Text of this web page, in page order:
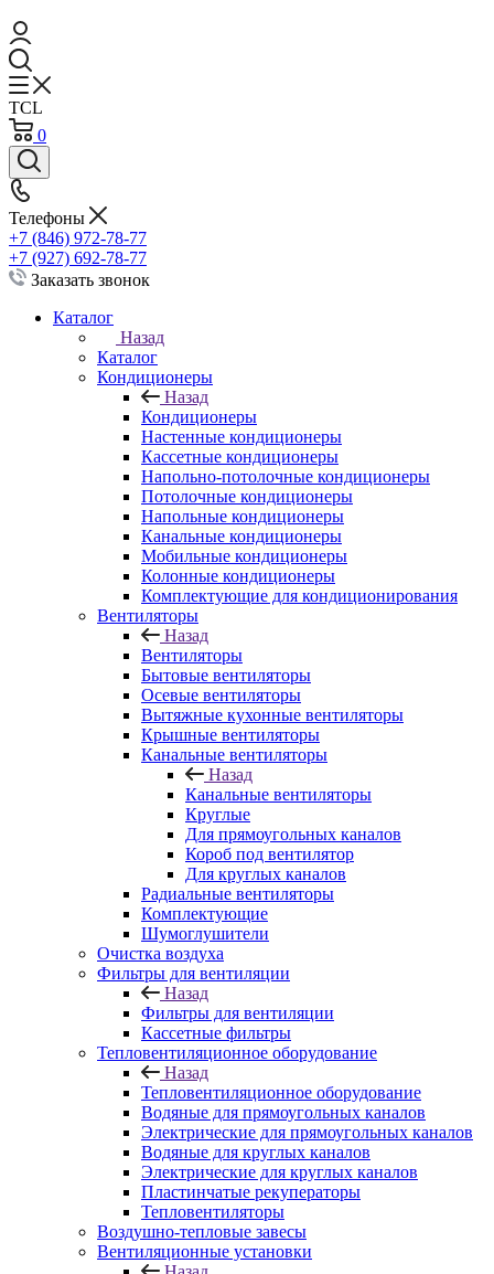
TCL
0
Телефоны
+7 (846) 972-78-77
+7 (927) 692-78-77
Заказать звонок
Каталог
Назад
Каталог
Кондиционеры
Назад
Кондиционеры
Настенные кондиционеры
Кассетные кондиционеры
Напольно-потолочные кондиционеры
Потолочные кондиционеры
Напольные кондиционеры
Канальные кондиционеры
Мобильные кондиционеры
Колонные кондиционеры
Комплектующие для кондиционирования
Вентиляторы
Назад
Вентиляторы
Бытовые вентиляторы
Осевые вентиляторы
Вытяжные кухонные вентиляторы
Крышные вентиляторы
Канальные вентиляторы
Назад
Канальные вентиляторы
Круглые
Для прямоугольных каналов
Короб под вентилятор
Для круглых каналов
Радиальные вентиляторы
Комплектующие
Шумоглушители
Очистка воздуха
Фильтры для вентиляции
Назад
Фильтры для вентиляции
Кассетные фильтры
Тепловентиляционное оборудование
Назад
Тепловентиляционное оборудование
Водяные для прямоугольных каналов
Электрические для прямоугольных каналов
Водяные для круглых каналов
Электрические для круглых каналов
Пластинчатые рекуператоры
Тепловентиляторы
Воздушно-тепловые завесы
Вентиляционные установки